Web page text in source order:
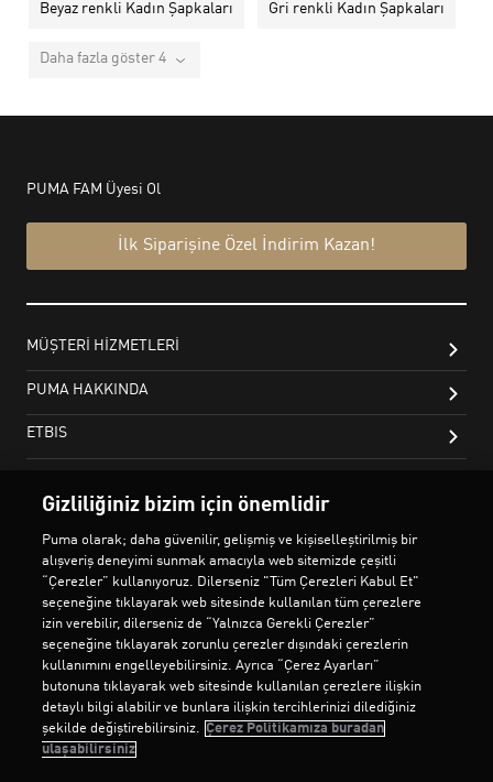
Beyaz renkli Kadın Şapkaları Gri renkli Kadın Şapkaları
Daha fazla göster 4
Gizliliğiniz bizim için önemlidir
Puma olarak; daha güvenilir, gelişmiş ve kişiselleştirilmiş bir
alışveriş deneyimi sunmak amacıyla web sitemizde çeşitli
“Çerezler” kullanıyoruz. Dilerseniz "Tüm Çerezleri Kabul Et"
seçeneğine tıklayarak web sitesinde kullanılan tüm çerezlere
izin verebilir, dilerseniz de “Yalnızca Gerekli Çerezler”
seçeneğine tıklayarak zorunlu çerezler dışındaki çerezlerin
kullanımını engelleyebilirsiniz. Ayrıca “Çerez Ayarları”
butonuna tıklayarak web sitesinde kullanılan çerezlere ilişkin
detaylı bilgi alabilir ve bunlara ilişkin tercihlerinizi dilediğiniz
şekilde değiştirebilirsiniz. Çerez Politikamıza buradan
ulaşabilirsiniz